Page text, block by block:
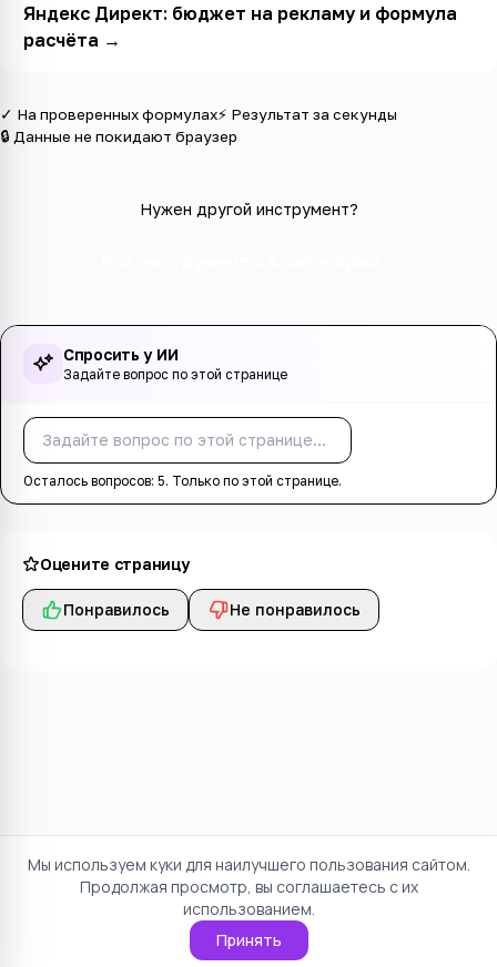
Яндекс Директ: бюджет на рекламу и формула
расчёта →
✓ На проверенных формулах⚡ Результат за секунды
🔒 Данные не покидают браузер
Нужен другой инструмент?
Спросить у ИИ
Задайте вопрос по этой странице
Осталось вопросов: 5. Только по этой странице.
Оцените страницу
Понравилось Не понравилось
Мы используем куки для наилучшего пользования сайтом.
Продолжая просмотр, вы соглашаетесь с их
использованием.
Принять